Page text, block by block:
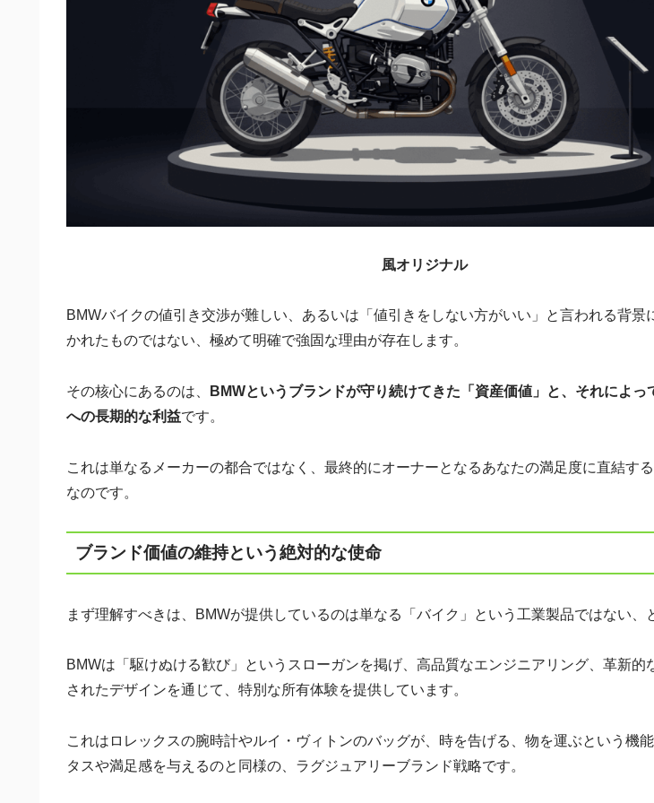
風オリジナル
BMWバイクの値引き交渉が難しい、あるいは「値引きをしない方がいい」と言われる背景
かれたものではない、極めて明確で強固な理由が存在します。
その核心にあるのは、
BMWというブランドが守り続けてきた「資産価値」と、それによっ
への長期的な利益です。
これは単なるメーカーの都合ではなく、最終的にオーナーとなるあなたの満足度に直結す
なのです。
ブランド価値の維持という絶対的な使命
まず理解すべきは、BMWが提供しているのは単なる「バイク」という工業製品ではない、
BMWは「駆けぬける歓び」というスローガンを掲げ、高品質なエンジニアリング、革新的
されたデザインを通じて、特別な所有体験を提供しています。
これはロレックスの腕時計やルイ・ヴィトンのバッグが、時を告げる、物を運ぶという機
タスや満足感を与えるのと同様の、ラグジュアリーブランド戦略です。